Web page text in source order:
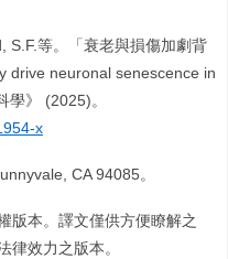
S.F.等。「衰老與損傷加劇背
drive neuronal senescence in
》 (2025)。
x
CA 94085。
版本。譯文僅供方便瞭解之
律效力之版本。